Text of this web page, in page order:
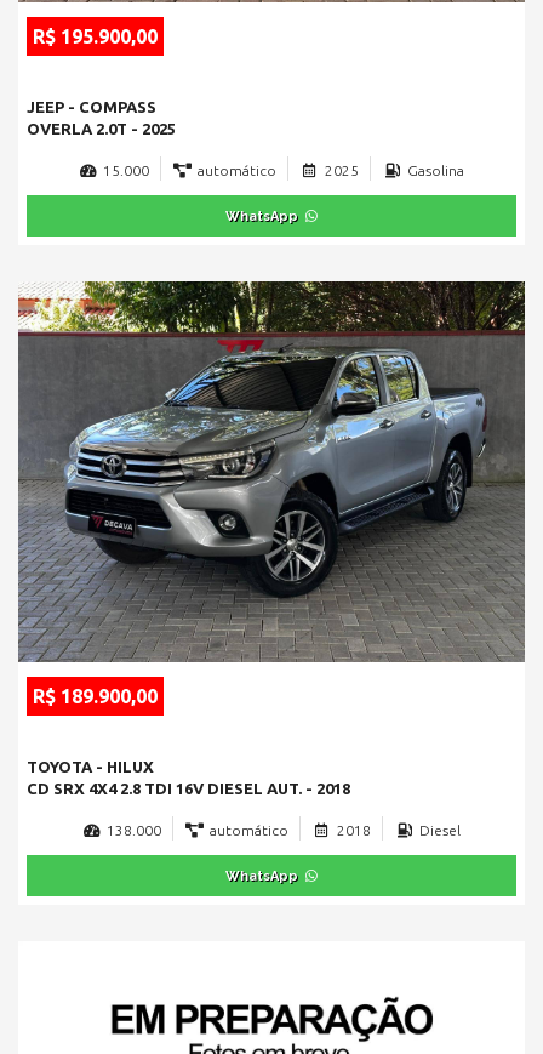
R$ 195.900,00
JEEP - COMPASS
OVERLA 2.0T - 2025
15.000 automático 2025 Gasolina
WhatsApp
R$ 189.900,00
TOYOTA - HILUX
CD SRX 4X4 2.8 TDI 16V DIESEL AUT. - 2018
138.000 automático 2018 Diesel
WhatsApp